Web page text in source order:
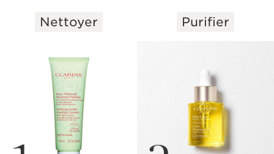
ALLER AU CONTENU
Nettoyer Purifier